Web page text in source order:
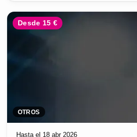
Desde 15 €
OTROS
Hasta el 18 abr 2026